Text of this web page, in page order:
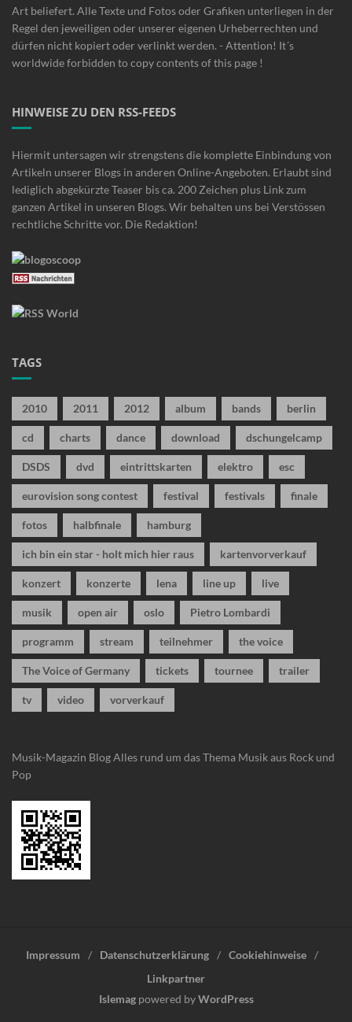
Art beliefert. Alle Texte und Fotos oder Grafiken unterliegen in der
Regel den jeweiligen oder unserer eigenen Urheberrechten und
dürfen nicht kopiert oder verlinkt werden. - Attention! It´s
worldwide forbidden to copy contents of this page !
HINWEISE ZU DEN RSS-FEEDS
Hiermit untersagen wir strengstens die komplette Einbindung von
Artikeln unserer Blogs in anderen Online-Angeboten. Erlaubt sind
lediglich abgekürzte Teaser bis ca. 200 Zeichen plus Link zum
ganzen Artikel in unseren Blogs. Wir behalten uns bei Verstössen
rechtliche Schritte vor. Die Redaktion!
TAGS
2010 2011 2012 album bands berlin
cd charts dance download dschungelcamp
DSDS dvd eintrittskarten elektro esc
eurovision song contest festival festivals finale
fotos halbfinale hamburg
ich bin ein star - holt mich hier raus kartenvorverkauf
konzert konzerte lena line up live
musik open air oslo Pietro Lombardi
programm stream teilnehmer the voice
The Voice of Germany tickets tournee trailer
tv video vorverkauf
Musik-Magazin BlogAlles rund um das Thema Musik aus Rock und
Pop
Impressum Datenschutzerklärung
Cookiehinweise
Linkpartner
Islemagpowered byWordPress